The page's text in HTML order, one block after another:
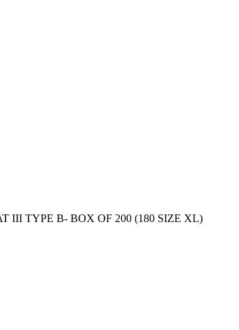
III TYPE B- BOX OF 200 (180 SIZE XL)